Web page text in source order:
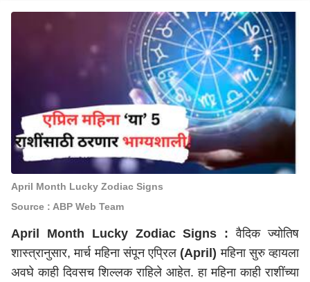
April Month Lucky Zodiac Signs
Source : ABP Web Team
April Month Lucky Zodiac Signs : वैदिक ज्योतिष
शास्त्रानुसार, मार्च महिना संपून एप्रिल (April) महिना सुरु व्हायला
अवघे काही दिवसच शिल्लक राहिले आहेत. हा महिना काही राशींच्या